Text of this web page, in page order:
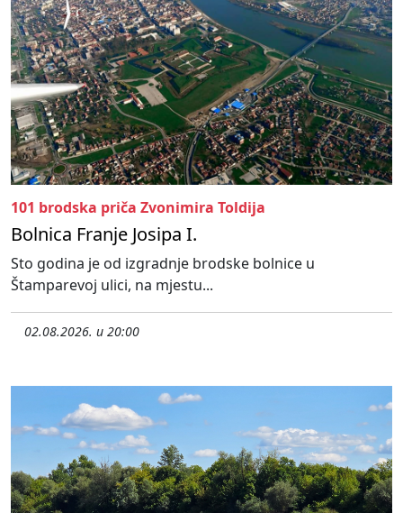
101 brodska priča Zvonimira Toldija
Bolnica Franje Josipa I.
Sto godina je od izgradnje brodske bolnice u
Štamparevoj ulici, na mjestu...
02.08.2026. u 20:00